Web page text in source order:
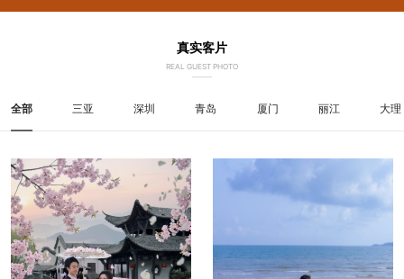
真实客片
REAL GUEST PHOTO
全部 三亚 深圳 青岛 厦门 丽江 大理